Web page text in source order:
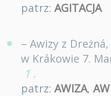
patrz: AGITACJA
– Awizy z
w Krákowie 7.
1 .
patrz: AWIZA,